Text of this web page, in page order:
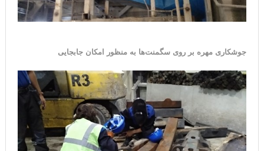
جوشکاری مهره بر روی سگمنت‌ها به منظور امکان جابجایی